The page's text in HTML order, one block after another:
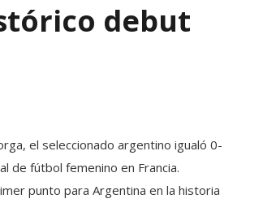
debut
el seleccionado argentino igualó 0-
de fútbol femenino en Francia.
punto para Argentina en la historia